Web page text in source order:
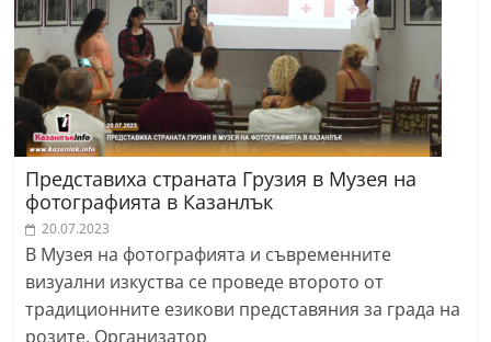
Представиха страната Грузия в Музея на
фотографията в Казанлък
20.07.2023
В Музея на фотографията и съвременните
визуални изкуства се проведе второто от
традиционните езикови представяния за града на
розите. Организатор